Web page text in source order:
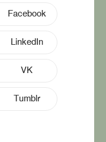
Facebook
LinkedIn
VK
Tumblr